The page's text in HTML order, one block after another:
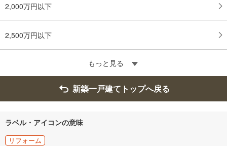
2,000万円以下
2,500万円以下
もっと見る
新築一戸建てトップへ戻る
ラベル・アイコンの意味
リフォーム